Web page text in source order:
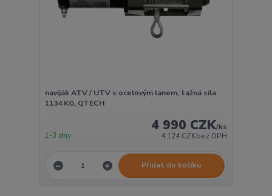
naviják ATV / UTV s ocelovým lanem, tažná síla
1134 KG, QTECH
4 990 CZK/ks
4 124 CZKbez DPH
1-3 dny
Přidat do košíku